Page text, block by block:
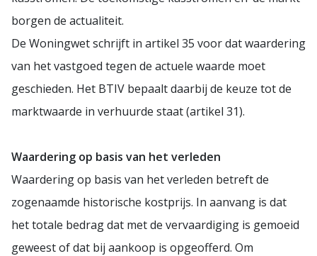
borgen de actualiteit.
De Woningwet schrijft in artikel 35 voor dat waardering
van het vastgoed tegen de actuele waarde moet
geschieden. Het BTIV bepaalt daarbij de keuze tot de
marktwaarde in verhuurde staat (artikel 31).
Waardering op basis van het verleden
Waardering op basis van het verleden betreft de
zogenaamde historische kostprijs. In aanvang is dat
het totale bedrag dat met de vervaardiging is gemoeid
geweest of dat bij aankoop is opgeofferd. Om